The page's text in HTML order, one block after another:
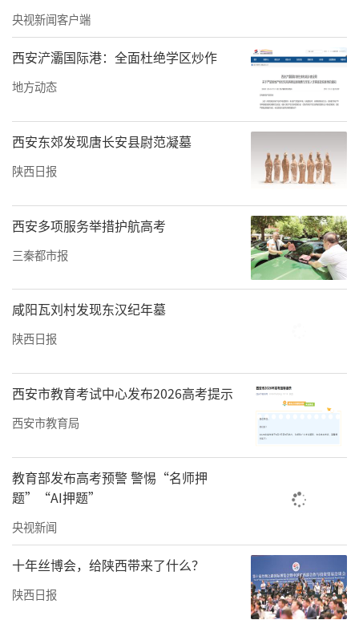
央视新闻客户端
西安浐灞国际港：全面杜绝学区炒作
地方动态
西安东郊发现唐长安县尉范凝墓
陕西日报
西安多项服务举措护航高考
三秦都市报
咸阳瓦刘村发现东汉纪年墓
陕西日报
西安市教育考试中心发布2026高考提示
西安市教育局
教育部发布高考预警 警惕“名师押
题”“AI押题”
央视新闻
十年丝博会，给陕西带来了什么？
陕西日报